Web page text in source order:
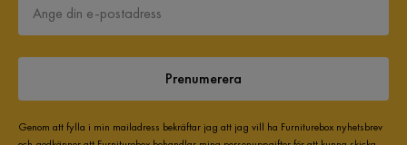
Prenumerera
Genom att fylla i min mailadress bekräftar jag att jag vill ha Furniturebox nyhetsbrev